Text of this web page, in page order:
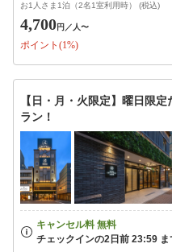
お1人さま1泊（2名1室利用時） (税込)
4,700円 ／人〜
ポイント(1%)
【日・月・火限定】曜日限
ラン！